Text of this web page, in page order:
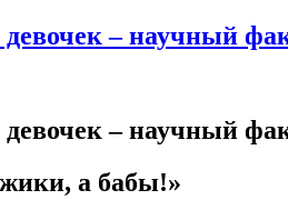
– научный
– научный
а бабы!»